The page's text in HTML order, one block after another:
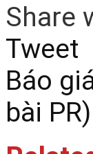
Share
Tweet
Báo
bài PR)